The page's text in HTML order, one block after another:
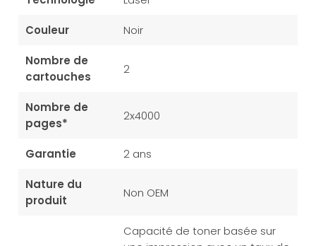
Couleur Noir
Nombre de
cartouches
2
Nombre de
pages*
2x4000
Garantie 2 ans
Nature du
produit
Non OEM
Capacité de toner basée sur